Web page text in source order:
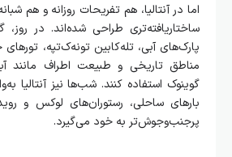
اما در آنتالیا، هم تفریحات روزانه و هم
ساختاریافته‌تری طراحی شده‌اند. در روز،
پارک‌های آبی، تله‌کابین تونه‌ک‌تپه، تورهای
مناطق تاریخی و طبیعت اطراف مانند
گوینوک استفاده کنند. شب‌ها نیز آنتالیا
بارهای ساحلی، رستوران‌های لوکس و
پرجنب‌وجوش‌تر به خود می‌گیرد.